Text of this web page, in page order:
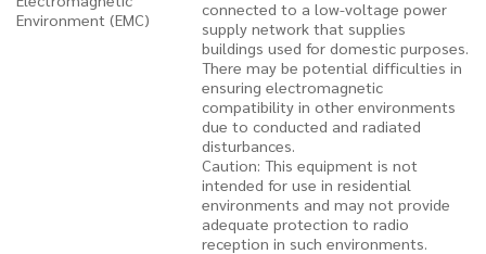
Environment (EMC)
connected to a low-voltage power
supply network that supplies
buildings used for domestic purposes.
There may be potential difficulties in
ensuring electromagnetic
compatibility in other environments
due to conducted and radiated
disturbances.
Caution: This equipment is not
intended for use in residential
environments and may not provide
adequate protection to radio
reception in such environments.